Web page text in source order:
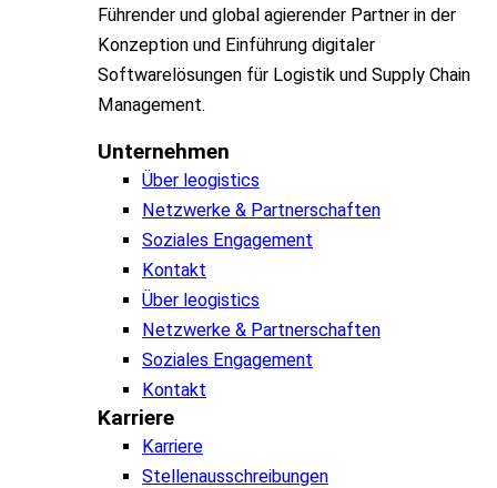
Führender und global agierender Partner in der
Konzeption und Einführung digitaler
Softwarelösungen für Logistik und Supply Chain
Management.
Unternehmen
Über leogistics
Netzwerke & Partnerschaften
Soziales Engagement
Kontakt
Über leogistics
Netzwerke & Partnerschaften
Soziales Engagement
Kontakt
Karriere
Karriere
Stellenausschreibungen